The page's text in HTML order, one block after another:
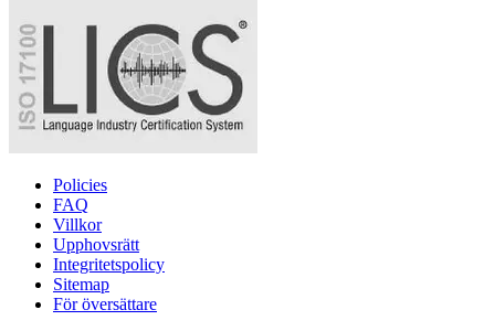
Policies
FAQ
Villkor
Upphovsrätt
Integritetspolicy
Sitemap
För översättare